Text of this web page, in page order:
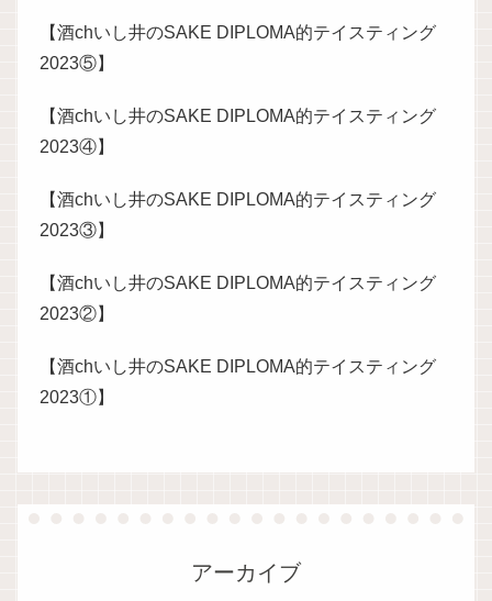
【酒chいし井のSAKE DIPLOMA的テイスティング
2023⑤】
【酒chいし井のSAKE DIPLOMA的テイスティング
2023④】
【酒chいし井のSAKE DIPLOMA的テイスティング
2023③】
【酒chいし井のSAKE DIPLOMA的テイスティング
2023②】
【酒chいし井のSAKE DIPLOMA的テイスティング
2023①】
アーカイブ